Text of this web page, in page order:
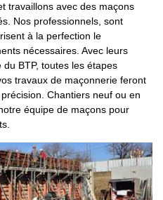
travaillons avec des maçons
Nos professionnels, sont
à la perfection le
nécessaires. Avec leurs
BTP, toutes les étapes
travaux de maçonnerie feront
Chantiers neuf ou en
équipe de maçons pour